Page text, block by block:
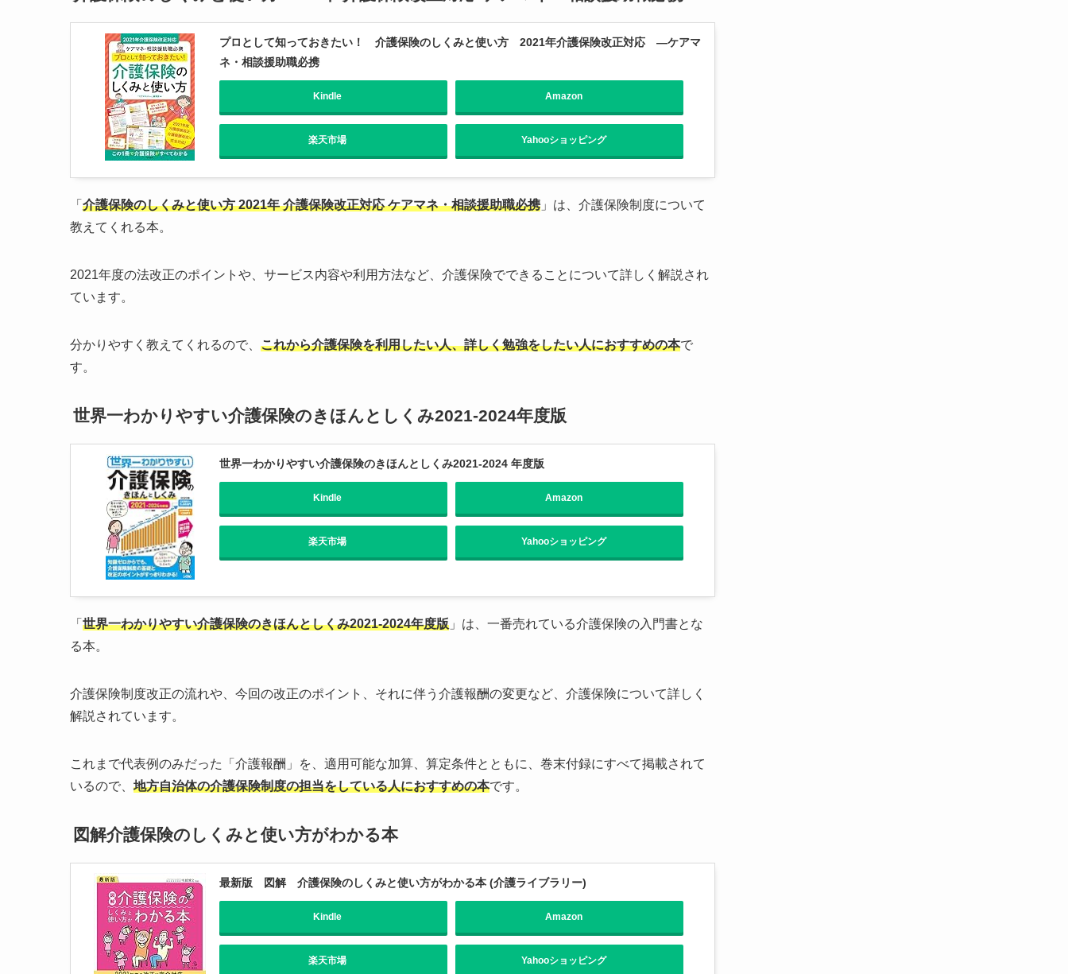
プロとして知っておきたい！ 介護保険のしくみと使い方 2021年介護保険改正対応 ―ケアマ
ネ・相談援助職必携
Kindle Amazon
楽天市場 Yahooショッピング
「 介護保険のしくみと使い方 2021年 介護保険改正対応 ケアマネ・相談援助職必携 」は、介護保険制度について
教えてくれる本。
2021年度の法改正のポイントや、サービス内容や利用方法など、介護保険でできることについて詳しく解説され
ています。
分かりやすく教えてくれるので、 これから介護保険を利用したい人、詳しく勉強をしたい人におすすめの本で
す。
世界一わかりやすい介護保険のきほんとしくみ2021-2024年度版
世界一わかりやすい介護保険のきほんとしくみ2021-2024 年度版
Kindle Amazon
楽天市場 Yahooショッピング
「 世界一わかりやすい介護保険のきほんとしくみ2021-2024年度版 」は、一番売れている介護保険の入門書とな
る本。
介護保険制度改正の流れや、今回の改正のポイント、それに伴う介護報酬の変更など、介護保険について詳しく
解説されています。
これまで代表例のみだった「介護報酬」を、適用可能な加算、算定条件とともに、巻末付録にすべて掲載されて
いるので、 地方自治体の介護保険制度の担当をしている人におすすめの本です。
図解介護保険のしくみと使い方がわかる本
最新版 図解 介護保険のしくみと使い方がわかる本 (介護ライブラリー)
Kindle Amazon
楽天市場 Yahooショッピング